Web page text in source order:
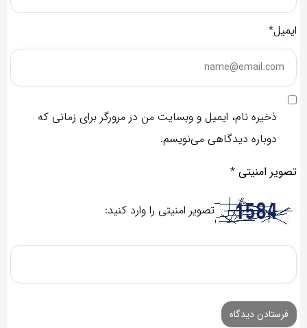
ایمیل*
ذخیره نام، ایمیل و وبسایت من در مرورگر برای زمانی که
دوباره دیدگاهی می‌نویسم.
تصویر امنیتی *
تصویر امنیتی را وارد کنید: